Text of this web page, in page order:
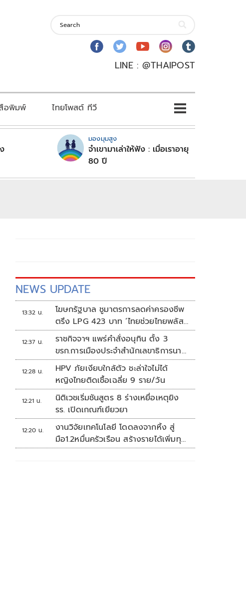
LINE : @THAIPOST
อพิมพ์ ไทยโพสต์ ทีวี
มองมุมสูง
จำเขามาเล่าให้ฟัง : เมื่อเราอายุ
80 ปี
NEWS UPDATE
13:32 น.
โฆษกรัฐบาล ชูมาตรการลดค่าครองชีพ
ตรึง LPG 423 บาท ‘ไทยช่วยไทยพลัส’
ดันเงินหมุนแสนล้าน
12:37 น.
ราชกิจจาฯ แพร่คำสั่งอนุทิน ตั้ง 3
ขรก.การเมืองประจำสำนักเลขาธิการนา
ยกฯ
12:28 น.
HPV ภัยเงียบใกล้ตัว ชะล่าใจไม่ได้
หญิงไทยติดเชื้อเฉลี่ย 9 ราย/วัน
12:21 น.
นิติเวชเริ่มชันสูตร 8 ร่างเหยื่อเหตุยิง
รร. เปิดเกณฑ์เยียวยา
12:20 น.
งานวิจัยเทคโนโลยี โดดลงจากหิ้ง สู่
มือ1.2หมื่นครัวเรือน สร้างรายได้เพิ่มทุก
เดือน